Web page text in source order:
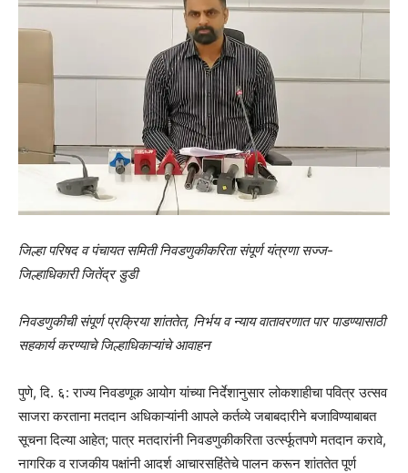
जिल्हा परिषद व पंचायत समिती निवडणुकीकरिता संपूर्ण यंत्रणा सज्ज-
जिल्हाधिकारी जितेंद्र डुडी
निवडणुकीची संपूर्ण प्रक्रिया शांततेत, निर्भय व न्याय वातावरणात पार पाडण्यासाठी
सहकार्य करण्याचे जिल्हाधिकाऱ्यांचे आवाहन
पुणे, दि. ६: राज्य निवडणूक आयोग यांच्या निर्देशानुसार लोकशाहीचा पवित्र उत्सव
साजरा करताना मतदान अधिकाऱ्यांनी आपले कर्तव्ये जबाबदारीने बजाविण्याबाबत
सूचना दिल्या आहेत; पात्र मतदारांनी निवडणुकीकरिता उर्त्स्फूतपणे मतदान करावे,
नागरिक व राजकीय पक्षांनी आदर्श आचारसहिंतेचे पालन करून शांततेत पूर्ण